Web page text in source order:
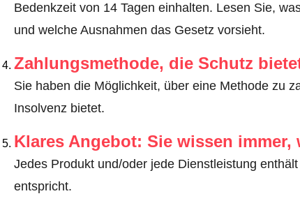
Bedenkzeit von 14 Tagen einhalten. Lesen Sie,
und welche Ausnahmen das Gesetz vorsieht.
Zahlungsmethode, die Schutz
Sie haben die Möglichkeit, über eine Methode zu
Insolvenz bietet.
Klares Angebot: Sie wissen immer,
Jedes Produkt und/oder jede Dienstleistung
entspricht.